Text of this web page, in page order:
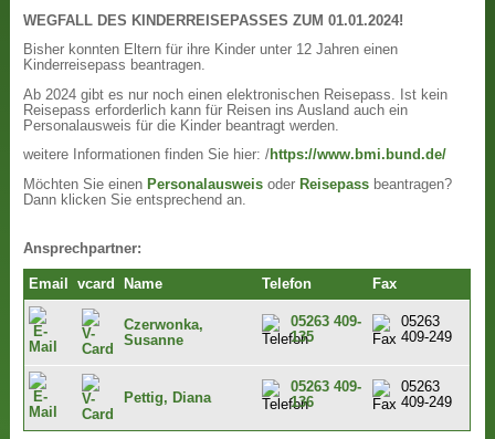
WEGFALL DES KINDERREISEPASSES ZUM 01.01.2024!
Bisher konnten Eltern für ihre Kinder unter 12 Jahren einen
Kinderreisepass beantragen.
Ab 2024 gibt es nur noch einen elektronischen Reisepass. Ist kein
Reisepass erforderlich kann für Reisen ins Ausland auch ein
Personalausweis für die Kinder beantragt werden.
weitere Informationen finden Sie hier: /https://www.bmi.bund.de/
Möchten Sie einen Personalausweisoder Reisepass beantragen?
Dann klicken Sie entsprechend an.
Ansprechpartner:
Email vcard Name Telefon Fax
Czerwonka,
Susanne
05263 409-
135
05263
409-249
Pettig, Diana
05263 409-
136
05263
409-249